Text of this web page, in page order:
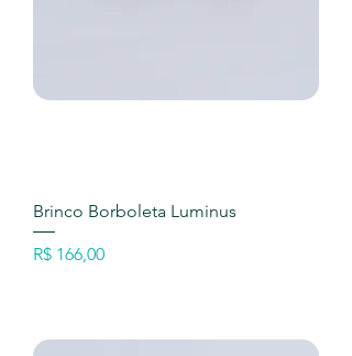
Brinco Borboleta Luminus
Preço
R$ 166,00